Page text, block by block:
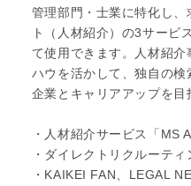
管理部門・士業に特化し
ト（人材紹介）の3サービ
て使用できます。人材紹
ハウを活かして、独自の検
企業とキャリアアップを目
・人材紹介サービス「MS
・ダイレクトリクルーテ
・KAIKEI FAN、LEGAL